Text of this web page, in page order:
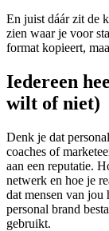
En juist dáár zit de
zien waar je voor
format kopieert,
Iedereen
wilt of niet)
Denk je dat
coaches of
aan een reputatie.
netwerk en hoe je
dat mensen van
personal brand
gebruikt.